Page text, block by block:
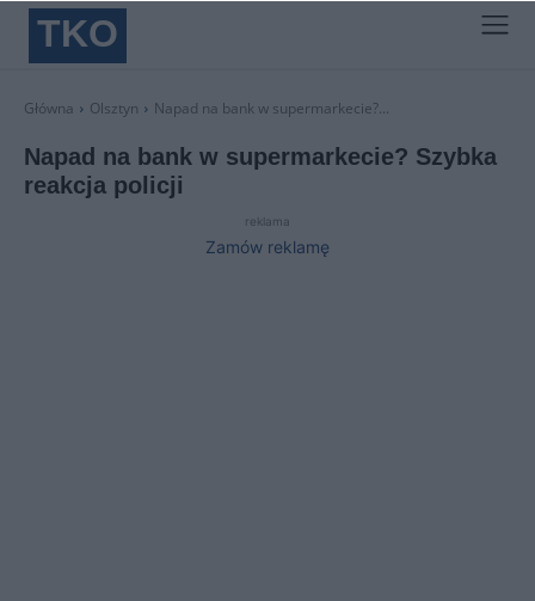
TKO
Główna Olsztyn Napad na bank w supermarkecie?...
Napad na bank w supermarkecie? Szybka
reakcja policji
reklama
Zamów reklamę